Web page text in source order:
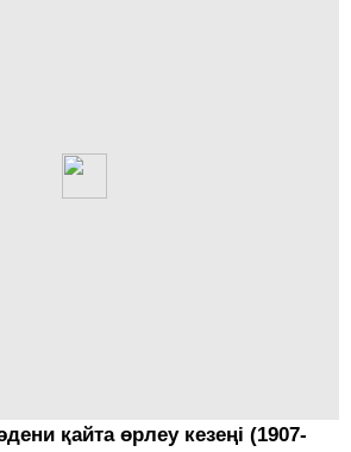
қайта өрлеу кезеңі (1907-